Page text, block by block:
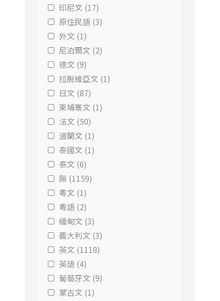
印尼文 (17)
原住民語 (3)
外文 (1)
尼泊爾文 (2)
德文 (9)
拉脫維亞文 (1)
日文 (87)
柬埔寨文 (1)
法文 (50)
波蘭文 (1)
泰國文 (1)
泰文 (6)
無 (1159)
粵文 (1)
粵語 (2)
緬甸文 (3)
義大利文 (3)
英文 (1118)
英語 (4)
葡萄牙文 (9)
蒙古文 (1)